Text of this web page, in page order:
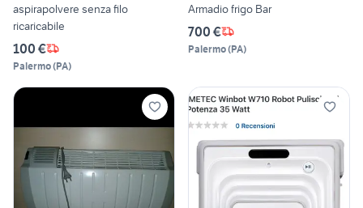
aspirapolvere senza filo
ricaricabile
100 €
Palermo(PA)
Armadio frigo Bar
700 €
Palermo(PA)